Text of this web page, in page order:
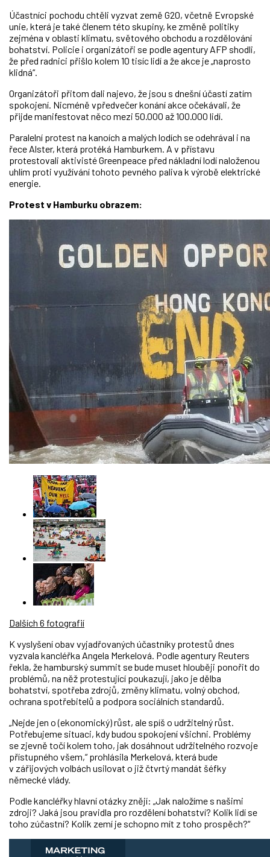
Účastníci pochodu chtěli vyzvat země G20, včetně Evropské
unie, která je také členem této skupiny, ke změně politiky
zejména v oblasti klimatu, světového obchodu a rozdělování
bohatství. Policie i organizátoři se podle agentury AFP shodli,
že před radnici přišlo kolem 10 tisíc lidí a že akce je „naprosto
klidná“.
Organizátoři přitom dali najevo, že jsou s dnešní účastí zatím
spokojení. Nicméně vpředvečer konání akce očekávali, že
přijde manifestovat něco mezi 50.000 až 100.000 lidí.
Paralelní protest na kanoích a malých lodích se odehrával i na
řece Alster, která protéká Hamburkem. A v přístavu
protestovali aktivisté Greenpeace před nákladní lodí naloženou
uhlím proti využívání tohoto pevného paliva k výrobě elektrické
energie.
Protest v Hamburku obrazem:
Dalších 6 fotografií
K vyslyšení obav vyjadřovaných účastníky protestů dnes
vyzvala kancléřka Angela Merkelová. Podle agentury Reuters
řekla, že hamburský summit se bude muset hlouběji ponořit do
problémů, na něž protestující poukazují, jako je dělba
bohatství, spotřeba zdrojů, změny klimatu, volný obchod,
ochrana spotřebitelů a podpora sociálních standardů.
„Nejde jen o (ekonomický) růst, ale spíš o udržitelný růst.
Potřebujeme situaci, kdy budou spokojení všichni. Problémy
se zjevně točí kolem toho, jak dosáhnout udržitelného rozvoje
přístupného všem,“ prohlásila Merkelová, která bude
v zářijových volbách usilovat o již čtvrtý mandát šéfky
německé vlády.
Podle kancléřky hlavní otázky znějí: „Jak naložíme s našimi
zdroji? Jaká jsou pravidla pro rozdělení bohatství? Kolik lidí se
toho zúčastní? Kolik zemí je schopno mít z toho prospěch?“